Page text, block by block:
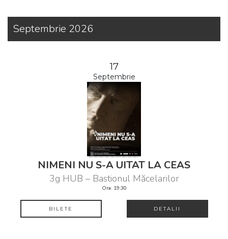
Septembrie 2026
17
Septembrie
NIMENI NU S-A UITAT LA CEAS
3g HUB – Bastionul Măcelarilor
Ora: 19:30
BILETE DETALII